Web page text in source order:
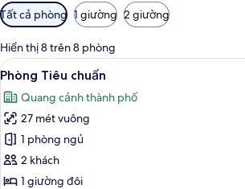
Bộ
lọc
có
thể
dùng
để
lọc
tìm
phòng
Tất cả phòng 1 giường 2 giường
Hiển thị 8 trên 8 phòng
Xem
tất
cả
ảnh
Phòng
Tiêu
chuẩn
Bộ đồ
6
Phòng Tiêu chuẩn
Quang cảnh thành phố
27 mét vuông
1 phòng ngủ
2 khách
1 giường đôi